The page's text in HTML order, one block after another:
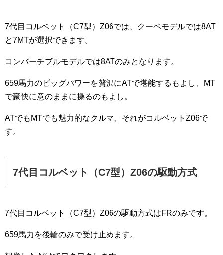
7代目コルベット（C7型）Z06では、クーペモデルでは8AT
と7MTが選択できます。
コンバーチブルモデルでは8ATのみとなります。
659馬力のビッグパワーを贅沢にATで堪能するもよし、MT
で豪快に意のままに操るのもよし。
ATでもMTでも魅力的なクルマ、それがコルベットZ06で
す。
7代目コルベット（C7型）Z06の駆動方式
7代目コルベット（C7型）Z06の駆動方式はFRのみです。
659馬力を後輪のみで受け止めます。